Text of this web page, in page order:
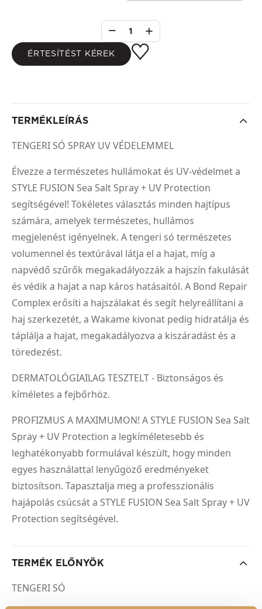
1
ÉRTESÍTÉST KÉREK
TERMÉKLEÍRÁS
TENGERI SÓ SPRAY UV VÉDELEMMEL
Élvezze a természetes hullámokat és UV-védelmet a
STYLE FUSION Sea Salt Spray + UV Protection
segítségével! Tökéletes választás minden hajtípus
számára, amelyek természetes, hullámos
megjelenést igényelnek. A tengeri só természetes
volumennel és textúrával látja el a hajat, míg a
napvédő szűrők megakadályozzák a hajszín fakulását
és védik a hajat a nap káros hatásaitól. A Bond Repair
Complex erősíti a hajszálakat és segít helyreállítani a
haj szerkezetét, a Wakame kivonat pedig hidratálja és
táplálja a hajat, megakadályozva a kiszáradást és a
töredezést.
DERMATOLÓGIAILAG TESZTELT - Biztonságos és
kíméletes a fejbőrhöz.
PROFIZMUS A MAXIMUMON! A STYLE FUSION Sea Salt
Spray + UV Protection a legkíméletesebb és
leghatékonyabb formulával készült, hogy minden
egyes használattal lenyűgöző eredményeket
biztosítson. Tapasztalja meg a professzionális
hajápolás csúcsát a STYLE FUSION Sea Salt Spray + UV
Protection segítségével.
TERMÉK ELŐNYÖK
TENGERI SÓ